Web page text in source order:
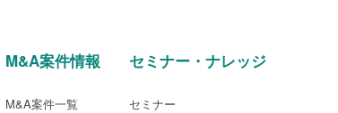
M&A案件情報
M&A案件一覧
セミナー・ナレッジ
セミナー